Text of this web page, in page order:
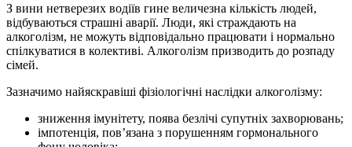
З вини нетверезих водіїв гине величезна кількість людей,
відбуваються страшні аварії. Люди, які страждають на
алкоголізм, не можуть відповідально працювати і нормально
спілкуватися в колективі. Алкоголізм призводить до розпаду
сімей.
Зазначимо найяскравіші фізіологічні наслідки алкоголізму:
зниження імунітету, поява безлічі супутніх захворювань;
імпотенція, пов’язана з порушенням гормонального